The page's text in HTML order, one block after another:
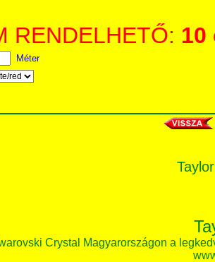
RENDELHETŐ: 10
Méter
Crystal Magyarországon a